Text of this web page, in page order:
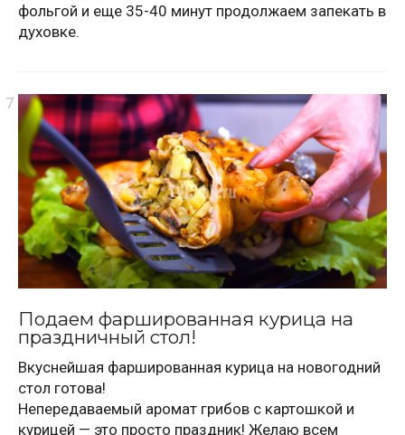
фольгой и еще 35-40 минут продолжаем запекать в
духовке.
Подаем фаршированная курица на
праздничный стол!
Вкуснейшая фаршированная курица на новогодний
стол готова!
Непередаваемый аромат грибов с картошкой и
курицей — это просто праздник! Желаю всем